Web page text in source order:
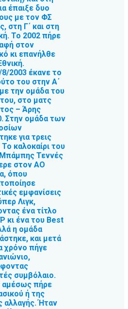
έπαιξε δυο
με τον ΦΣ
στη Γ΄ και στη
Το 2002 πήρε
στον
κι επανήλθε
8/2003 έκανε το
του στην Α΄
την ομάδα του
στο ματς
– Άρης
Στην ομάδα των
για τρεις
Το καλοκαίρι του
Τεννές
στον ΑΟ
όπου
εμφανίσεις
Λιγκ,
ένα τίτλο
κι ένα του Best
η ομάδα
και μετά
χρόνο πήγε
συμβόλαιο.
αμέσως πήρε
ή της
αλλαγής. Ήταν